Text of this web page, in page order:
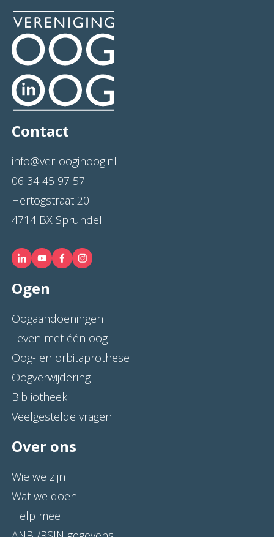
Contact
info@ver-ooginoog.nl
06 34 45 97 57
Hertogstraat 20
4714 BX Sprundel
Ogen
Oogaandoeningen
Leven met één oog
Oog- en orbitaprothese
Oogverwijdering
Bibliotheek
Veelgestelde vragen
Over ons
Wie we zijn
Wat we doen
Help mee